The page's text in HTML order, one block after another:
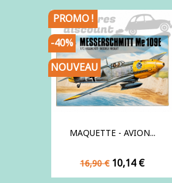
MAQUETTE - AVION...
Prix
de
16,90 € Prix
10,14 €
PROMO !
-40%
NOUVEAU